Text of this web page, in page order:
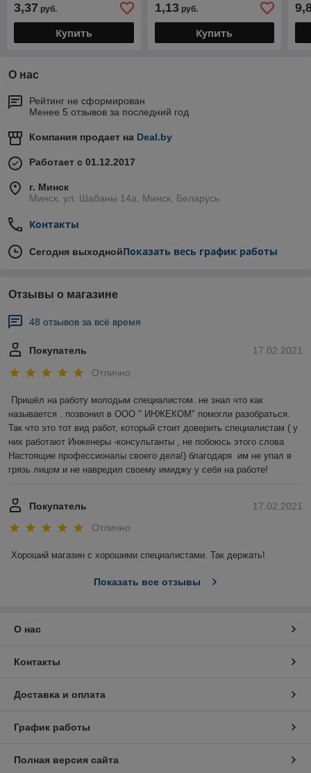
3,37 руб.
Купить
1,13руб.
Купить
О нас
Рейтинг не сформирован
Менее 5 отзывов за последний год
Компания продает на Deal.by
Работает с 01.12.2017
г. Минск
Минск, ул. Шабаны 14а, Минск, Беларусь
Контакты
Сегодня выходнойПоказать весь график работы
Отзывы о магазине
48 отзывов за всё время
17.02.2021
Покупатель
Отлично
Пришёл на работу молодым специалистом. не знал что как
называется . позвонил в ООО " ИНЖЕКОМ" помогли разобраться.
Так что это тот вид работ, который стоит доверить специалистам ( у
них работают Инженеры -консультанты , не побоюсь этого слова
Настоящие профессионалы своего дела!) благодаря  им не упал в
грязь лицом и не навредил своему имиджу у себя на работе!
17.02.2021
Покупатель
Отлично
Хороший магазин с хорошими специалистами. Так держать!
Показать все отзывы
О нас
Контакты
Доставка и оплата
График работы
Полная версия сайта